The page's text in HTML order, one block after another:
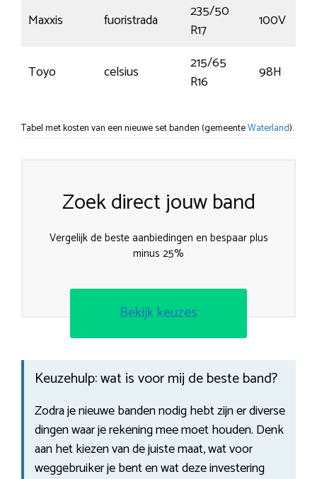
Maxxis fuoristrada
235/50
R17
100V
Toyo celsius
215/65
R16
98H
Tabel met kosten van een nieuwe set banden (gemeenteWaterland).
Zoek direct jouw band
Vergelijk de beste aanbiedingen en bespaar plus
minus 25%
Bekijk keuzes
Keuzehulp: wat is voor mij de beste band?
Zodra je nieuwe banden nodig hebt zijn er diverse
dingen waar je rekening mee moet houden. Denk
aan het kiezen van de juiste maat, wat voor
weggebruiker je bent en wat deze investering